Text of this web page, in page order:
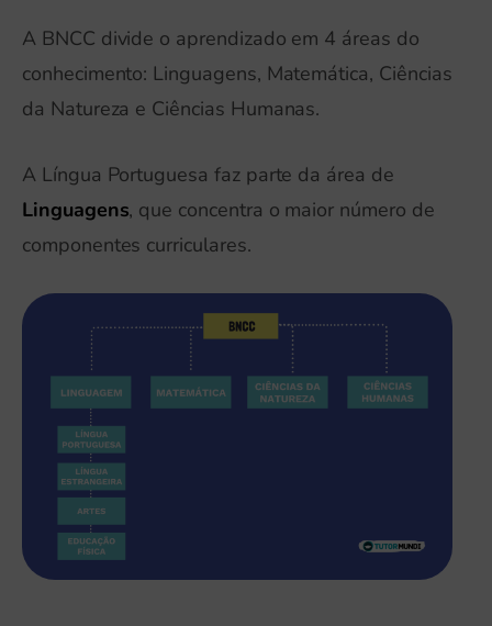
A BNCC divide o aprendizado em 4 áreas do
conhecimento: Linguagens, Matemática, Ciências
da Natureza e Ciências Humanas.
A Língua Portuguesa faz parte da área de
Linguagens, que concentra o maior número de
componentes curriculares.